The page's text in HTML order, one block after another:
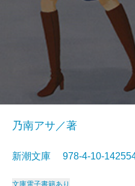
乃南アサ／著
新潮文庫 978-4-10-
文庫電子書籍あり